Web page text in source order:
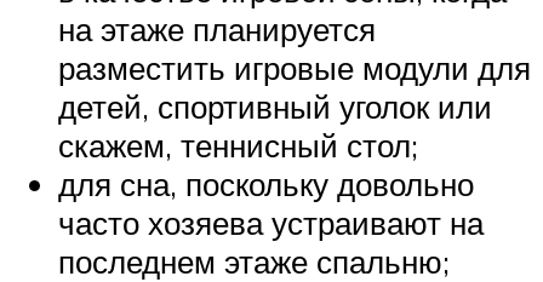
на этаже планируется
разместить игровые модули для
детей, спортивный уголок или
скажем, теннисный стол;
для сна, поскольку довольно
часто хозяева устраивают на
последнем этаже спальню;